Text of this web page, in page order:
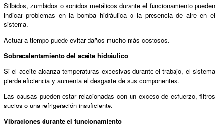
Silbidos, zumbidos o sonidos metálicos durante el funcionamiento pueden
indicar problemas en la bomba hidráulica o la presencia de aire en el
sistema.
Actuar a tiempo puede evitar daños mucho más costosos.
Sobrecalentamiento del aceite hidráulico
Si el aceite alcanza temperaturas excesivas durante el trabajo, el sistema
pierde eficiencia y aumenta el desgaste de sus componentes.
Las causas pueden estar relacionadas con un exceso de esfuerzo, filtros
sucios o una refrigeración insuficiente.
Vibraciones durante el funcionamiento